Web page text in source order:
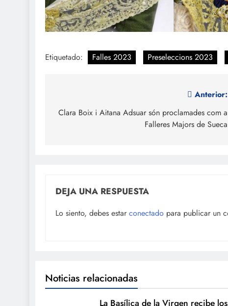
Etiquetado: Falles 2023 Preseleccions 2023
de
Anterior:
Clara Boix i Aitana Adsuar són proclamades com a
Falleres Majors de Sueca
DEJA UNA RESPUESTA
Lo siento, debes estar conectado para publicar un
Noticias relacionadas
La Basílica de la Virgen recibe los